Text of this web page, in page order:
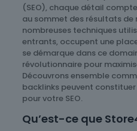
(SEO), chaque détail
au sommet des résultats de
nombreuses techniques
entrants, occupent une
se démarque dans ce
révolutionnaire pour
Découvrons ensemble
backlinks peuvent
pour votre SEO.
Qu’est-ce que